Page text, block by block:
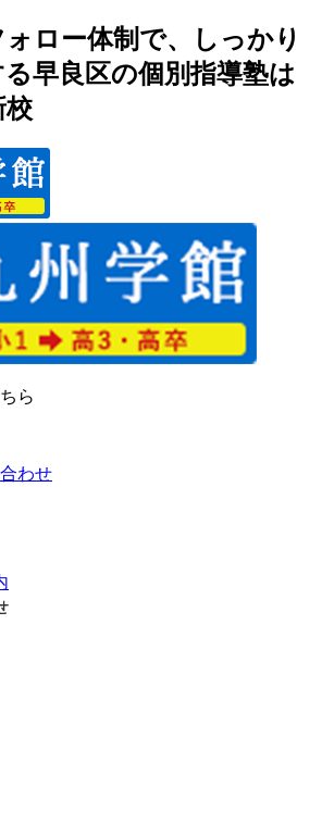
ロー体制で、しっかり
早良区の個別指導塾は
校